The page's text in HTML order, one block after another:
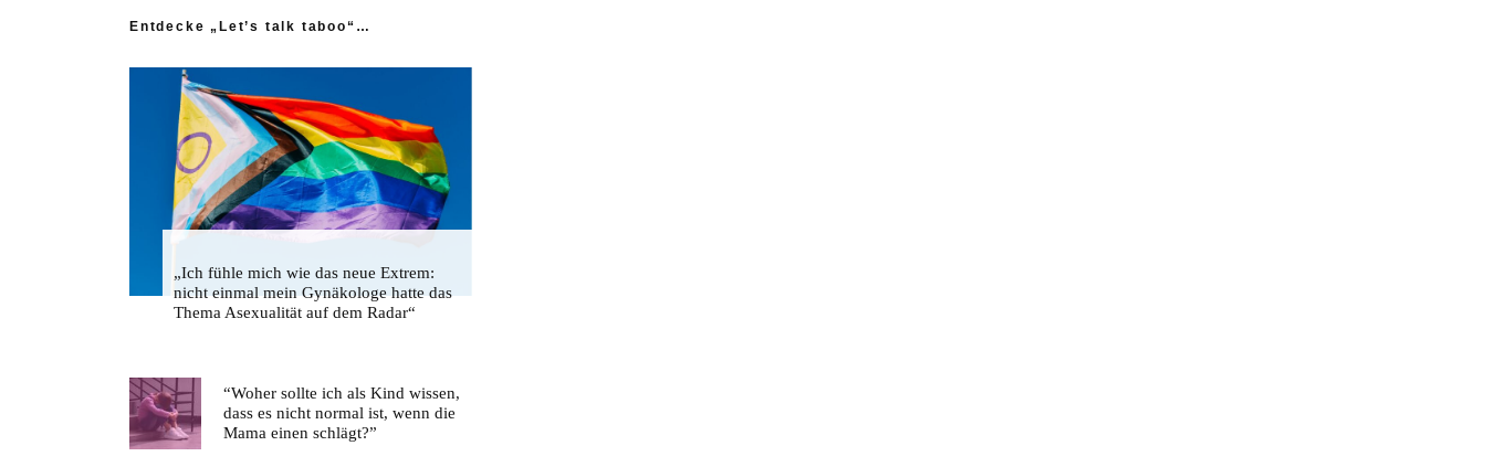
Entdecke „Let’s talk taboo“…
„Ich fühle mich wie das neue Extrem:
nicht einmal mein Gynäkologe hatte das
Thema Asexualität auf dem Radar“
“Woher sollte ich als Kind wissen,
dass es nicht normal ist, wenn die
Mama einen schlägt?”